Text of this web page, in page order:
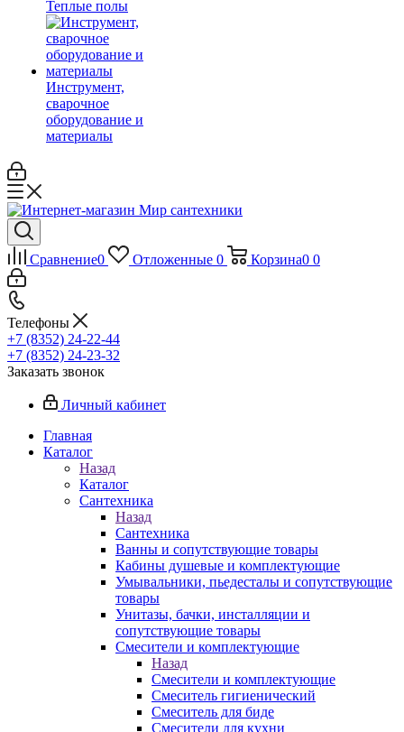
Теплые полы
Инструмент,
сварочное
оборудование и
материалы
Сравнение0 Отложенные 0 Корзина0 0
Телефоны
+7 (8352) 24-22-44
+7 (8352) 24-23-32
Заказать звонок
Личный кабинет
Главная
Каталог
Назад
Каталог
Сантехника
Назад
Сантехника
Ванны и сопутствующие товары
Кабины душевые и комплектующие
Умывальники, пьедесталы и сопутствующие
товары
Унитазы, бачки, инсталляции и
сопутствующие товары
Смесители и комплектующие
Назад
Смесители и комплектующие
Смеситель гигиенический
Смеситель для биде
Смесители для кухни